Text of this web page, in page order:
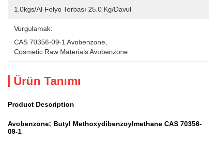
1.0kgs/al-Folyo Torbası 25.0 Kg/davul
Vurgulamak:
CAS 70356-09-1 Avobenzone
Cosmetic Raw Materials Avobenzone
Ürün Tanımı
Product Description
Avobenzone; Butyl Methoxydibenzoylmethane CAS 70356-
09-1